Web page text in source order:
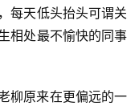
每天低头抬头可谓关
相处最不愉快的同事
柳原来在更偏远的一